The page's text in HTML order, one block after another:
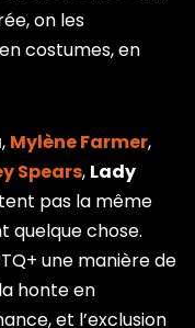
on les
costumes, en
, Mylène Farmer,
Spears, Lady
pas la même
quelque chose.
une manière de
honte en
et l’exclusion